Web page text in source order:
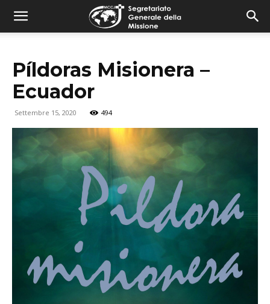
combonimission.net
Píldoras Misionera –
Ecuador
Settembre 15, 2020 494